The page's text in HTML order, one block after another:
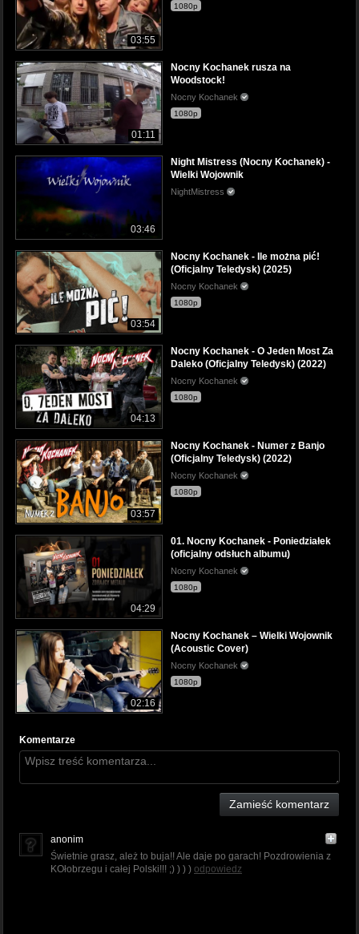
03:55
1080p
01:11
Nocny Kochanek rusza na
Woodstock!
Nocny Kochanek
1080p
03:46
Night Mistress (Nocny Kochanek) -
Wielki Wojownik
NightMistress
03:54
Nocny Kochanek - Ile można pić!
(Oficjalny Teledysk) (2025)
Nocny Kochanek
1080p
04:13
Nocny Kochanek - O Jeden Most Za
Daleko (Oficjalny Teledysk) (2022)
Nocny Kochanek
1080p
03:57
Nocny Kochanek - Numer z Banjo
(Oficjalny Teledysk) (2022)
Nocny Kochanek
1080p
04:29
01. Nocny Kochanek - Poniedziałek
(oficjalny odsłuch albumu)
Nocny Kochanek
1080p
02:16
Nocny Kochanek – Wielki Wojownik
(Acoustic Cover)
Nocny Kochanek
1080p
Komentarze
Zamieść komentarz
anonim
Świetnie grasz, ależ to buja!! Ale daje po garach! Pozdrowienia z
KOłobrzegu i całej Polski!!! ;) ) ) ) odpowiedz